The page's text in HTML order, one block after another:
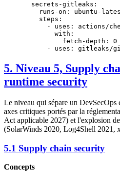
  secrets-gitleaks
:
    runs-on
: ubuntu-
    steps
:
      -
uses : actions/
        with
:
          fetch-depth
: 0
      -
uses : gitleaks/
5. Niveau 5, Supply
runtime security
Le niveau qui sépare un
axes critiques portés par la
Act applicable 2027) et l'explosion
(SolarWinds 2020, Log4Shell 2021,
5.1 Supply chain security
Concepts